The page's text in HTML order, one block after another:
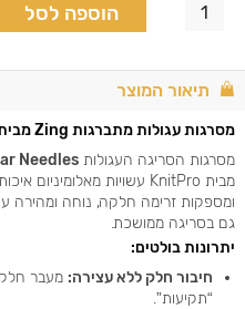
הוספה לסל
תיאור המוצר
מסרגות עגולות מתברגות Zing מבית KnitPro
מסרגות הסריגה העגולותNeedles
מבית KnitPro עשויות מאלומיניום איכותי במיוחד,
ומספקות זרימה חלקה, נוחה ומהירה
גם בסריגה ממושכת.
יתרונות בולטים:
חיבור חלק ללא עצירה: מעבר חלק
“תקיעות”.